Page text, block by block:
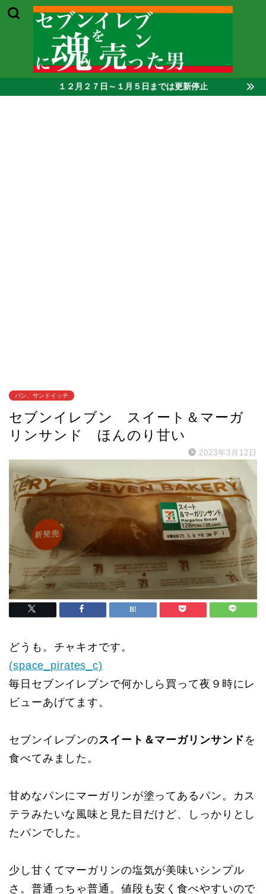
１２月２７日～１月５日までは更新停止
パン、サンドイッチ
セブンイレブン スイート＆マーガ
リンサンド ほんのり甘い
2023年3月12日
どうも。チャキオです。
(space_pirates_c)
毎日セブンイレブンで何かしら買って夜９時にレ
ビューあげてます。
セブンイレブンのスイート＆マーガリンサンド を
食べてみました。
甘めなパンにマーガリンが塗ってあるパン。カス
テラみたいな風味と見た目だけど、しっかりとし
たパンでした。
少し甘くてマーガリンの塩気が美味いシンプル
さ。普通っちゃ普通。値段も安く食べやすいので